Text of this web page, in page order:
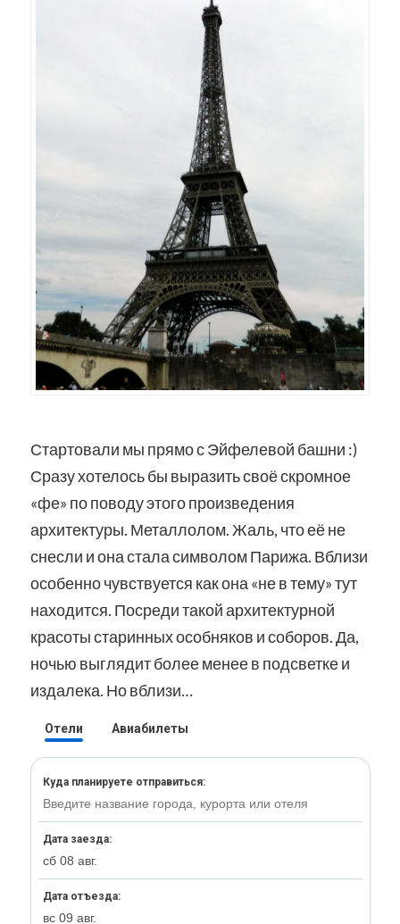
Стартовали мы прямо с Эйфелевой башни :)
Сразу хотелось бы выразить своё скромное
«фе» по поводу этого произведения
архитектуры. Металлолом. Жаль, что её не
снесли и она стала символом Парижа. Вблизи
особенно чувствуется как она «не в тему» тут
находится. Посреди такой архитектурной
красоты старинных особняков и соборов. Да,
ночью выглядит более менее в подсветке и
издалека. Но вблизи…